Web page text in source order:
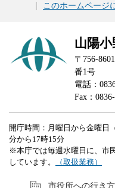
このホームページ
山陽
〒756-
番1号
電話：
Fax：
開庁時間：月曜日から金曜日
分から17時15分
※本庁では毎週水曜日に、市
しています。
（取扱業務）
市役所への行き方